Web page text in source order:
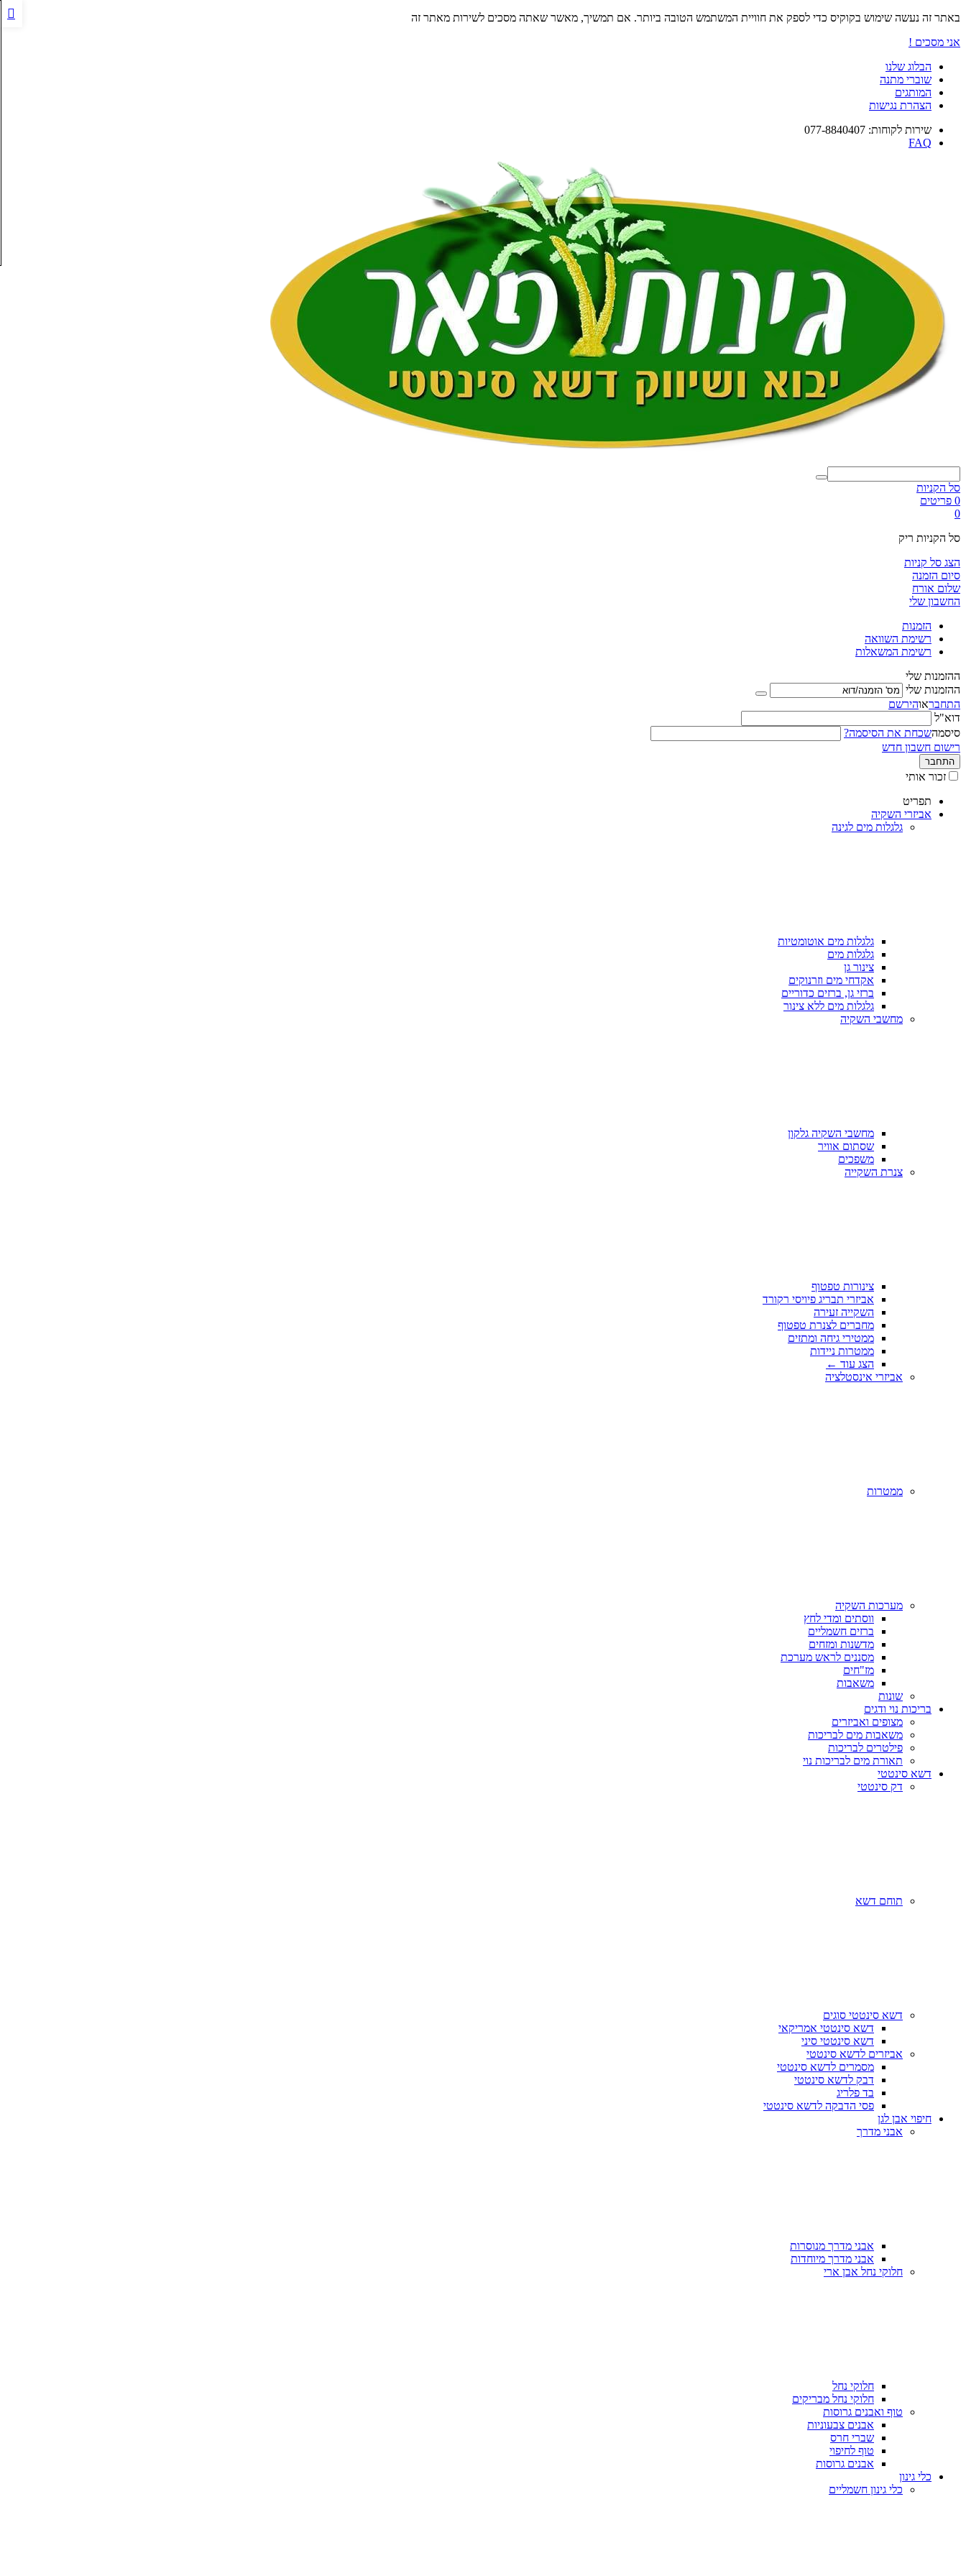
באתר זה נעשה שימוש בקוקיס כדי לספק את חוויית המשתמש הטובה ביותר. אם תמשיך, מאשר שאתה מסכים לשירות מאתר זה
אני מסכים !
הבלוג שלנו
שוברי מתנה
המותגים
הצהרת נגישות
שירות לקוחות: 077-8840407
FAQ
סל הקניות
0 פריטים
0
סל הקניות ריק
הצג סל קניות
סיום הזמנה
שלום אורח
החשבון שלי
הזמנות
רשימת השוואה
רשימת המשאלות
ההזמנות שלי
ההזמנות שלי
התחבראוהירשם
דוא"ל
סיסמהשכחת את הסיסמה?
רישום חשבון חדש
התחבר
זכור אותי
תפריט
אביזרי השקיה
גלגלות מים לגינה
גלגלות מים אוטומטיות
גלגלות מים
צינור גן
אקדחי מים וזרנוקים
ברזי גן, ברזים כדוריים
גלגלות מים ללא צינור
מחשבי השקיה
מחשבי השקיה גלקון
שסתום אוויר
משפכים
צנרת השקייה
צינורות טפטוף
אביזרי תבריג פיויסי רקורד
השקייה זעירה
מחברים לצנרת טפטוף
ממטירי גיחה ומתזים
ממטרות ניידות
הצג עוד ←
אביזרי אינסטלציה
ממטרות
מערכות השקיה
ווסתים ומדי לחץ
ברזים חשמליים
מדשנות ומזחים
מסננים לראש מערכת
מז"חים
משאבות
שונות
בריכות נוי ודגים
מצופים ואביזרים
משאבות מים לבריכות
פילטרים לבריכות
תאורת מים לבריכות נוי
דשא סינטטי
דק סינטטי
תוחם דשא
דשא סינטטי סוגים
דשא סינטטי אמריקאי
דשא סינטטי סיני
אביזרים לדשא סינטטי
מסמרים לדשא סינטטי
דבק לדשא סינטטי
בד פלריג
פסי הדבקה לדשא סינטטי
חיפוי אבן לגן
אבני מדרך
אבני מדרך מנוסרות
אבני מדרך מיוחדות
חלוקי נחל אבן ארי
חלוקי נחל
חלוקי נחל מבריקים
טוף ואבנים גרוסות
אבנים צבעוניות
שברי חרס
טוף לחיפוי
אבנים גרוסות
כלי גינון
כלי גינון חשמליים